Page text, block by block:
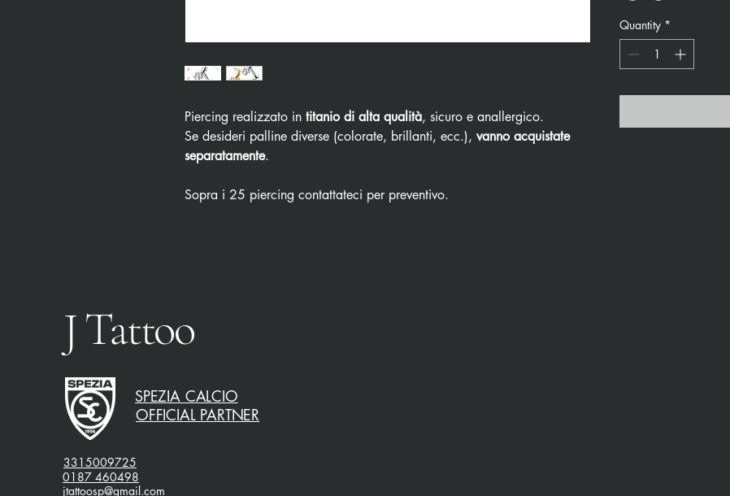
Piercing realizzato in titanio di alta qualità, sicuro e anallergico.
Se desideri palline diverse (colorate, brillanti, ecc.), vanno acquistate
separatamente.
Sopra i 25 piercing contattateci per preventivo.
Quantity *
J Tattoo
SPEZIA CALCIO
OFFICIAL PARTNER
3315009725
jtattoosp@gmail.com
0187 460498